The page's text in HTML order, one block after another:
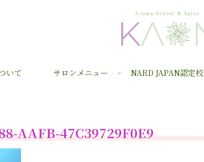
いて サロンメニュー NARD JAPAN認定校
AAFB-47C39729F0E9